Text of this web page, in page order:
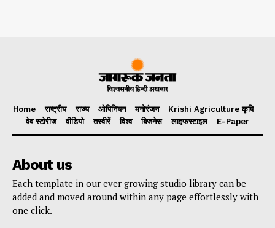
Home राष्ट्रीय राज्य ओपिनियन मनोरंजन
Krishi Agriculture कृषि
वेब स्टोरीज
वीडियो तस्वीरें विश्व बिजनेस लाइफस्टाइल E-Paper
About us
Each template in our ever growing studio library can be
added and moved around within any page effortlessly with
one click.